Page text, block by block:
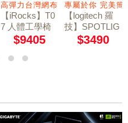
高彈力台灣網布 4D大面積扶手
【iRocks】T0
7 人體工學椅
石墨黑
$9405
專屬於你 完美
【logitech 羅
技】SPOTLIG
HT簡報器-質
$3490